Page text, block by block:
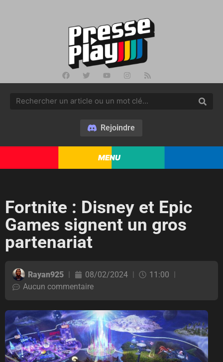
Rejoindre
MENU
Fortnite : Disney et Epic
Games signent un gros
partenariat
Rayan925 08/02/2024
11:00
Aucun commentaire